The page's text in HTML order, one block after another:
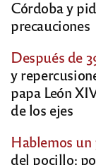
Córdoba y
precauciones
Después de
y
papa León
de los ejes
Hablemos un
del pocillo: